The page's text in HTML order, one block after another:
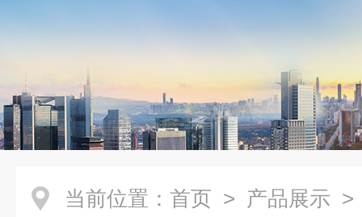
当前位置： 首页 > 产品展示